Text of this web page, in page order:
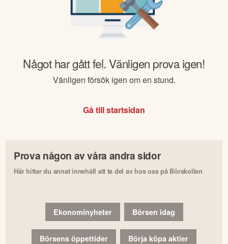
Något har gått fel. Vänligen prova igen!
Vänligen försök igen om en stund.
Gå till startsidan
Prova någon av våra andra sidor
Här hittar du annat innehåll att ta del av hos oss på Börskollen
Ekonominyheter Börsen idag
Börsens öppettider Börja köpa aktier